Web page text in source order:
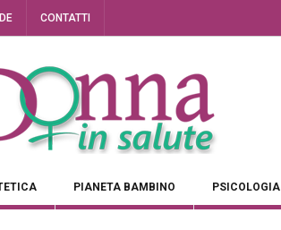
CONTATTI
PIANETA BAMBINO PSICOLOGIA